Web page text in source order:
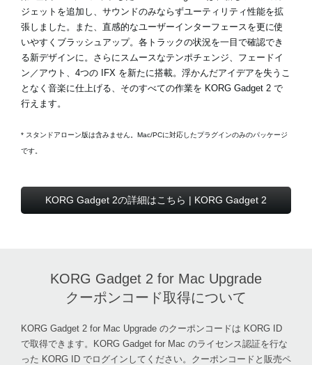
ジェットを追加し、サウンドのみならずユーティリティ性能を拡
張しました。また、直感的なユーザーインターフェースを更に使
いやすくブラッシュアップ。各トラックの状況を一目で確認でき
る新デザインに。さらにスムースなテンポチェンジ、フェードイ
ン／アウト、4つの IFX を新たに搭載。浮かんだアイデアを失うこ
となく音楽に仕上げる、そのすべての作業を KORG Gadget 2 で
行えます。
* スタンドアローン版は含みません。Mac/PCに対応したプラグインのみのパッケージ
です。
KORG Gadget 2の詳細はこちら | KORG Gadget 2
KORG Gadget 2 for Mac Upgrade
クーポンコード取得について
KORG Gadget 2 for Mac Upgrade のクーポンコードは KORG ID
で取得できます。KORG Gadget for Mac のライセンス認証を行な
った KORG ID でログインしてください。クーポンコードと販売ペ